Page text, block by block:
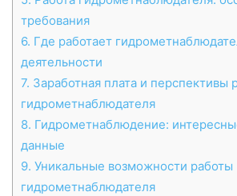
требования
6. Где работает
деятельности
7. Заработная плата и перспективы
гидрометнаблюдателя
8. Гидрометнаблюдение:
данные
9. Уникальные возможности работы
гидрометнаблюдателя